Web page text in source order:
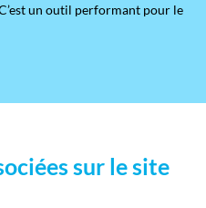
un outil performant pour le
sur le site